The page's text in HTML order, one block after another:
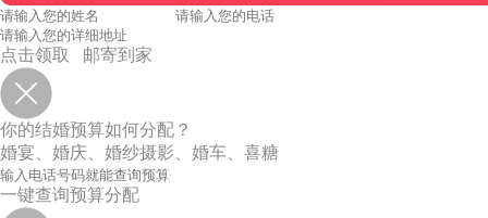
点击领取 邮寄到家
你的结婚预算如何分配？
婚宴、婚庆、婚纱摄影、婚车、喜糖
一键查询预算分配